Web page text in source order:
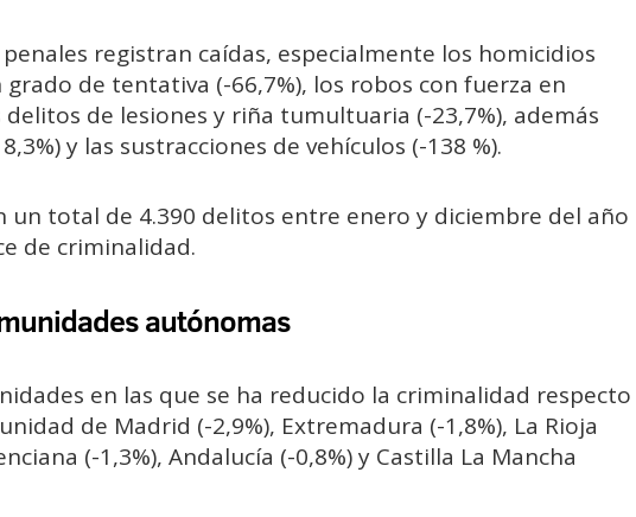
registran caídas, especialmente los homicidios
de tentativa (-66,7%), los robos con fuerza en
delitos de lesiones y riña tumultuaria (-23,7%), además
y las sustracciones de vehículos (-138 %).
un total de 4.390 delitos entre enero y diciembre del año
de criminalidad.
autónomas
en las que se ha reducido la criminalidad respecto
de Madrid (-2,9%), Extremadura (-1,8%), La Rioja
(-1,3%), Andalucía (-0,8%) y Castilla La Mancha